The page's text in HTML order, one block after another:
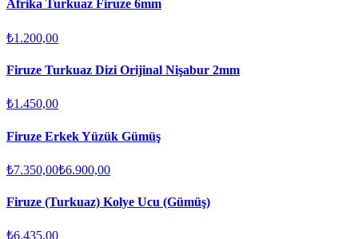
Afrika Turkuaz Firuze 6mm
₺1.200,00
Firuze Turkuaz Dizi Orijinal Nişabur 2mm
₺1.450,00
Firuze Erkek Yüzük Gümüş
₺7.350,00₺6.900,00
Firuze (Turkuaz) Kolye Ucu (Gümüş)
₺6.435,00